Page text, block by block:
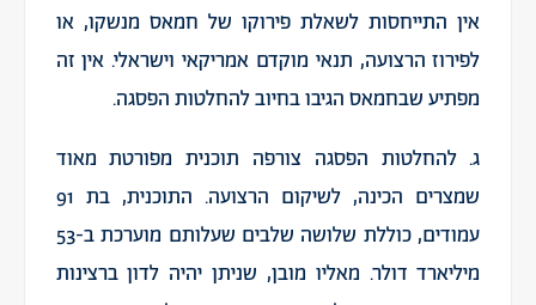
אין התייחסות לשאלת פירוקו של חמאס מנשקו, או
לפירוז הרצועה, תנאי מוקדם אמריקאי וישראלי. אין זה
מפתיע שבחמאס הגיבו בחיוב להחלטות הפסגה.
ג. להחלטות הפסגה צורפה תוכנית מפורטת מאוד
שמצרים הכינה, לשיקום הרצועה. התוכנית, בת 91
עמודים, כוללת שלושה שלבים שעלותם מוערכת ב-53
מיליארד דולר. מאליו מובן, שניתן יהיה לדון ברצינות